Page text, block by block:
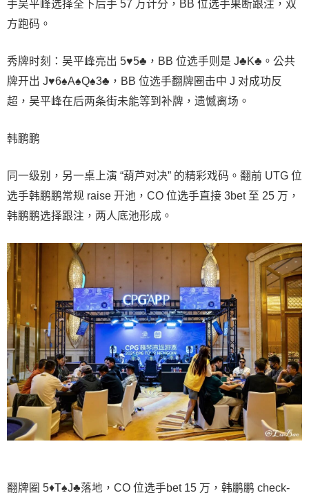
手吴平峰选择全下后手 57 万计分，BB 位选手果断跟注，双
方跑码。
秀牌时刻：吴平峰亮出 5♥5♣，BB 位选手则是 J♣K♣。公共
牌开出 J♥6♠A♠Q♠3♣，BB 位选手翻牌圈击中 J 对成功反
超，吴平峰在后两条街未能等到补牌，遗憾离场。
韩鹏鹏
同一级别，另一桌上演 “葫芦对决” 的精彩戏码。翻前 UTG 位
选手韩鹏鹏常规 raise 开池，CO 位选手直接 3bet 至 25 万，
韩鹏鹏选择跟注，两人底池形成。
翻牌圈 5♦T♠J♣落地，CO 位选手bet 15 万，韩鹏鹏 check-